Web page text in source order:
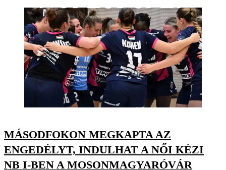
MÁSODFOKON MEGKAPTA AZ
ENGEDÉLYT, INDULHAT A NŐI KÉZI
NB I-BEN A MOSONMAGYARÓVÁR